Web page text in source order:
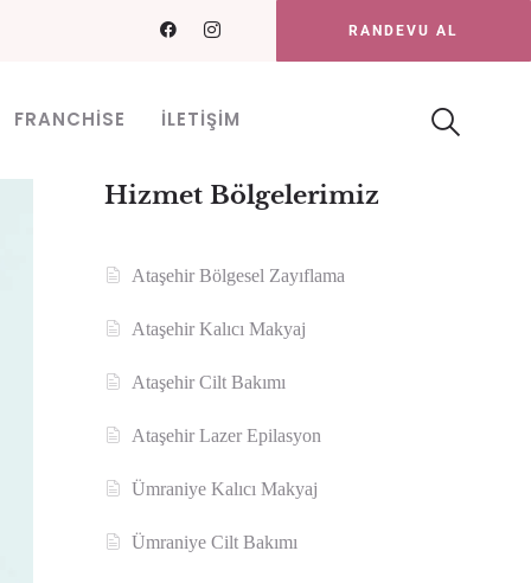
RANDEVU AL
FRANCHISE İLETIŞIM
Hizmet Bölgelerimiz
Ataşehir Bölgesel Zayıflama
Ataşehir Kalıcı Makyaj
Ataşehir Cilt Bakımı
Ataşehir Lazer Epilasyon
Ümraniye Kalıcı Makyaj
Ümraniye Cilt Bakımı